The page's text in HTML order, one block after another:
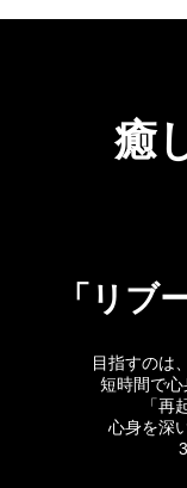
癒
「リブ
目指すのは
短時間で
「再
心身を深